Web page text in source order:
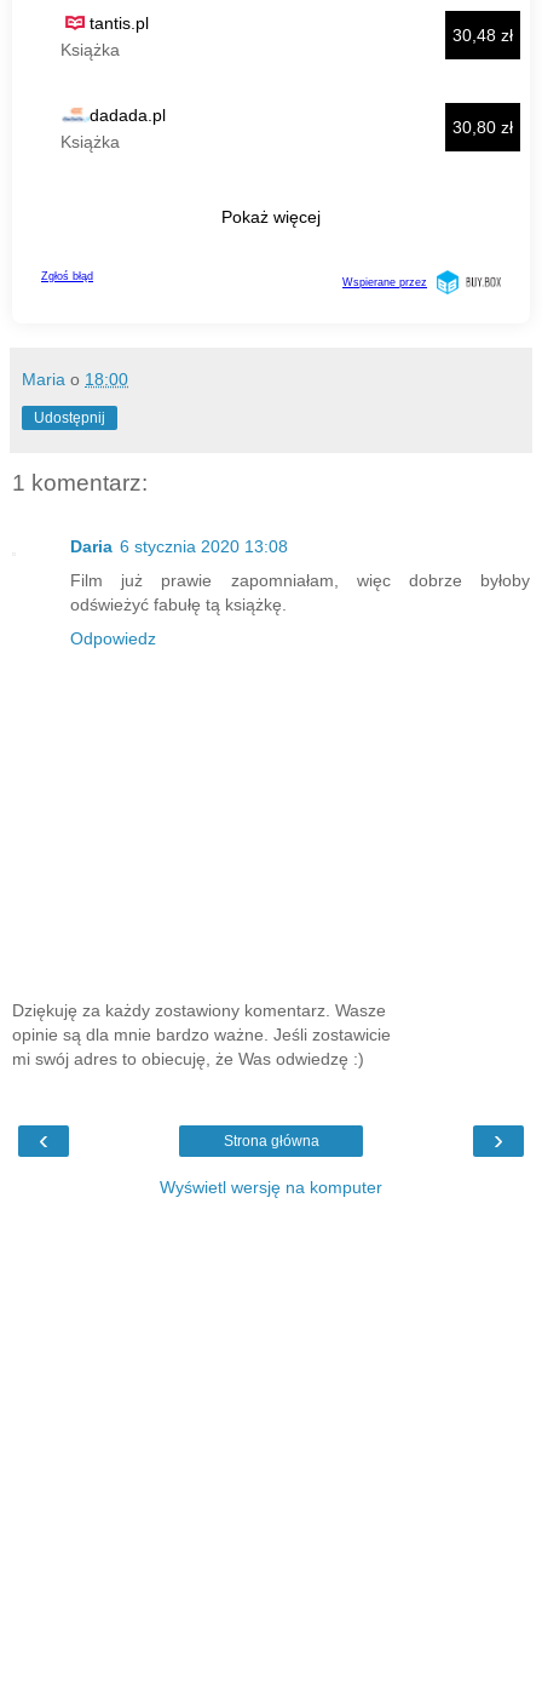
Maria o 18:00
Udostępnij
1 komentarz:
Daria 6 stycznia 2020 13:08
Film już prawie zapomniałam, więc dobrze byłoby
odświeżyć fabułę tą książkę.
Odpowiedz
Dziękuję za każdy zostawiony komentarz. Wasze
opinie są dla mnie bardzo ważne. Jeśli zostawicie
mi swój adres to obiecuję, że Was odwiedzę :)
‹ ›
Strona główna
Wyświetl wersję na komputer